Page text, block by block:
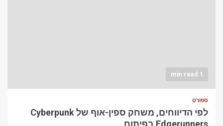
1 min read
ספורט
לפי הדיווחים, משחק ספין-אוף של Cyberpunk
Edgerunners בפיתוח